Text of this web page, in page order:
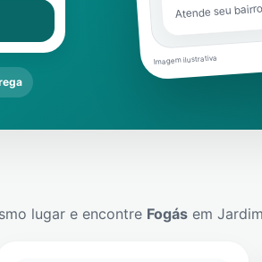
Atende seu
Imagem ilustrativa
lugar e encontre Fogás em